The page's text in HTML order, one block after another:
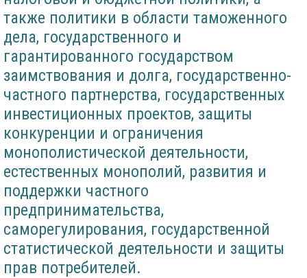
также политики в области таможенного
дела, государственного и
гарантированного государством
заимствования и долга, государственно-
частного партнерства, государственных
инвестиционных проектов, защиты
конкуренции и ограничения
монополистической деятельности,
естественных монополий, развития и
поддержки частного
предпринимательства,
саморегулирования, государственной
статистической деятельности и защиты
прав потребителей.